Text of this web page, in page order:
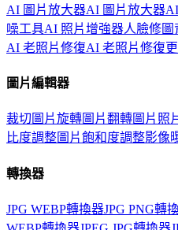
AI 圖片放大器AI 圖片放大器
噪工具AI 照片增強器人臉修圖
AI 老照片修復AI 老照片修復
圖片編輯器
裁切圖片旋轉圖片翻轉圖片 照
比度調整圖片飽和度調整影像
轉換器
JPG WEBP轉換器JPG PNG轉